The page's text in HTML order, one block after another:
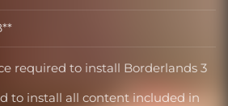
required to install Borderlands 3
to install all content included in